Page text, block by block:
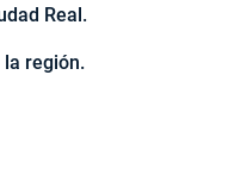
Real.
la región.